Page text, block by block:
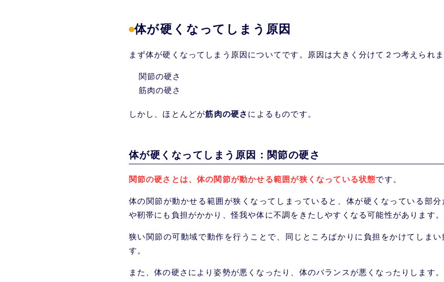
体が硬くなってしまう原因：筋肉の硬さ
体が硬くなってしまった場合の改善方法
その1：時間は最低20秒
その2：伸ばす筋や部位を意識する
その4：呼吸を止めないように意識する
体が硬くなってしまう原因
まず体が硬くなってしまう原因についてです。原因は大きく分けて２つ考えられま
関節の硬さ
筋肉の硬さ
しかし、ほとんどが筋肉の硬さ によるものです。
体が硬くなってしまう原因 ： 関節の硬さ
関節の硬さとは、体の関節が動かせる範囲が狭くなっている状態です。
体の関節が動かせる範囲が狭くなってしまっていると、体が硬くなっている部
や靭帯にも負担がかかり、怪我や体に不調をきたしやすくなる可能性があります。
狭い関節の可動域で動作を行うことで、同じところばかりに負担をかけてしまい
す。
また、体の硬さにより姿勢が悪くなったり、体のバランスが悪くなったりします。